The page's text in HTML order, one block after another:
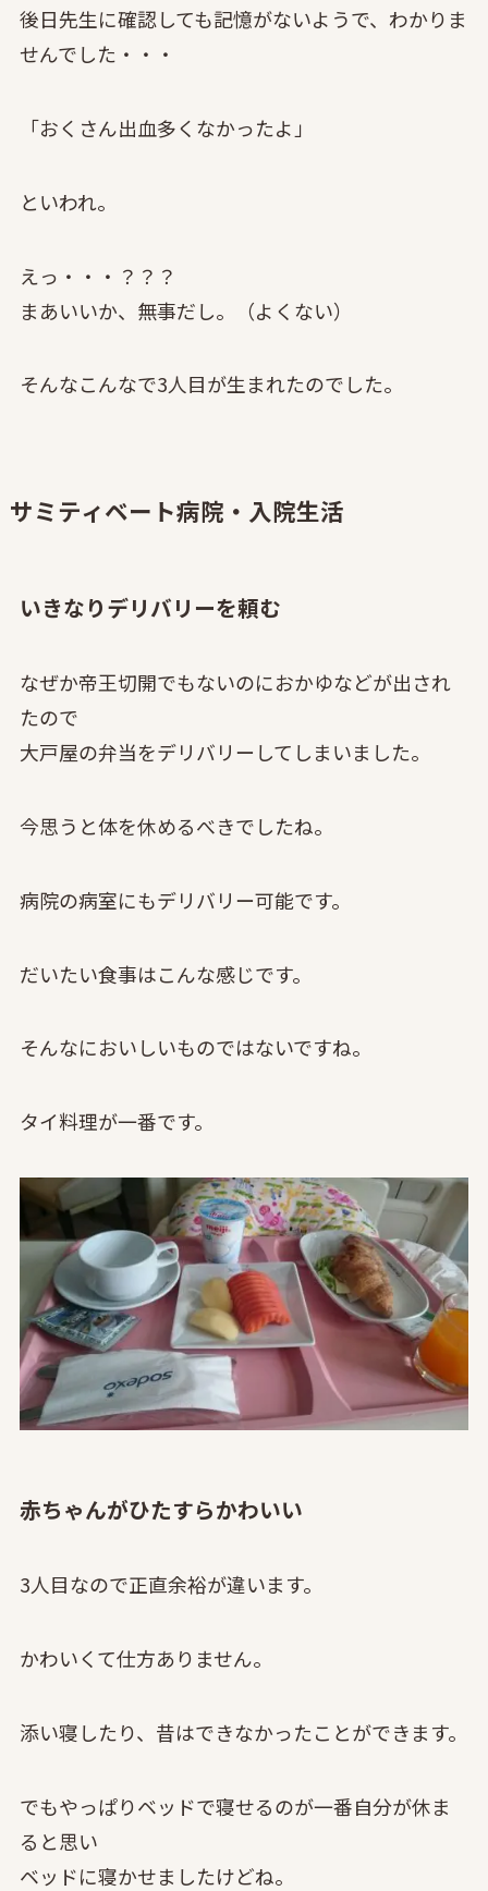
後日先生に確認しても記憶がないようで、わかりま
せんでした・・・
「おくさん出血多くなかったよ」
といわれ。
えっ・・・？？？
まあいいか、無事だし。（よくない）
そんなこんなで3人目が生まれたのでした。
サミティベート病院・入院生活
いきなりデリバリーを頼む
なぜか帝王切開でもないのにおかゆなどが出され
たので
大戸屋の弁当をデリバリーしてしまいました。
今思うと体を休めるべきでしたね。
病院の病室にもデリバリー可能です。
だいたい食事はこんな感じです。
そんなにおいしいものではないですね。
タイ料理が一番です。
赤ちゃんがひたすらかわいい
3人目なので正直余裕が違います。
かわいくて仕方ありません。
添い寝したり、昔はできなかったことができます。
でもやっぱりベッドで寝せるのが一番自分が休ま
ると思い
ベッドに寝かせましたけどね。